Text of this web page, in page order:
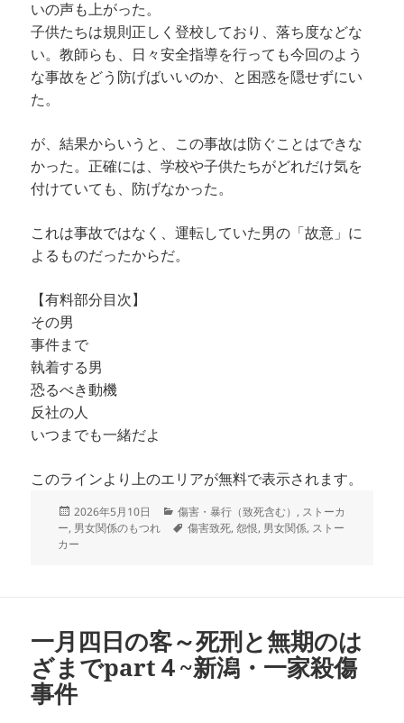
いの声も上がった。
子供たちは規則正しく登校しており、落ち度などな
い。教師らも、日々安全指導を行っても今回のよう
な事故をどう防げばいいのか、と困惑を隠せずにい
た。
が、結果からいうと、この事故は防ぐことはできな
かった。正確には、学校や子供たちがどれだけ気を
付けていても、防げなかった。
これは事故ではなく、運転していた男の「故意」に
よるものだったからだ。
【有料部分目次】
その男
事件まで
執着する男
恐るべき動機
反社の人
いつまでも一緒だよ
このラインより上のエリアが無料で表示されます。
投
稿
日:
2026年5月10日
カ
テ
傷害・暴行（致死含む） , ストーカ
ー, 男女関係のもつれ
タ
傷害致死, 怨恨, 男女関係, ストー
カー
一月四日の客～死刑と無期のは
ざまでpart４~新潟・一家殺傷
事件